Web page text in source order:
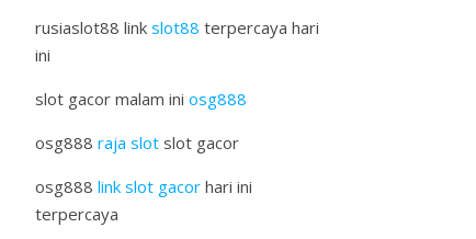
rusiaslot88 link slot88 terpercaya hari
ini
slot gacor malam ini osg888
osg888 raja slot slot gacor
osg888 link slot gacor hari ini
terpercaya